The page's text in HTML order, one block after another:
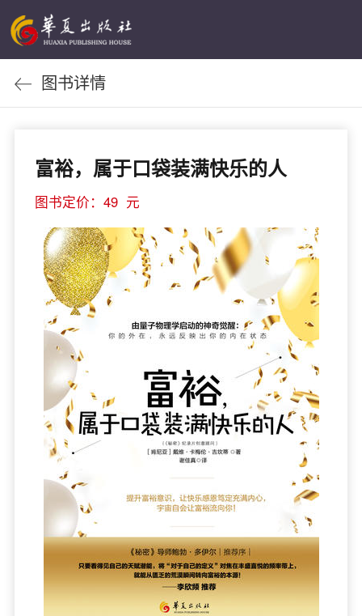
图书详情
富裕，属于口袋装满快乐的人
图书定价：49 元